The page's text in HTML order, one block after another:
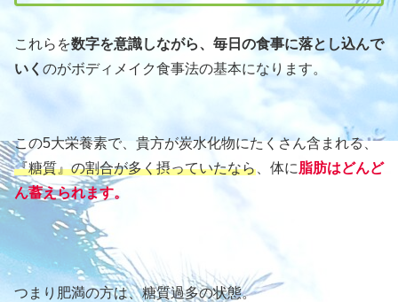
これらを数字を意識しながら、毎日の食事に落とし込んで
いく のがボディメイク食事法の基本になります。
この5大栄養素で、貴方が炭水化物にたくさん含まれる、
『糖質』の割合が多く摂っていたなら 、体に脂肪はどんど
ん蓄えられます。
つまり肥満の方は、糖質過多の状態。